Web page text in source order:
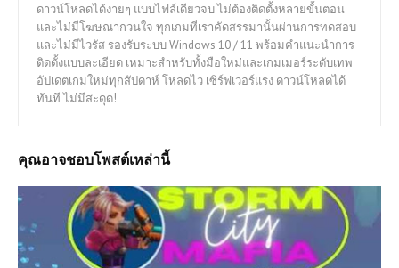
ดาวน์โหลดได้ง่ายๆ แบบไฟล์เดียวจบ ไม่ต้องติดตั้งหลายขั้นตอน
และไม่มีโฆษณากวนใจ ทุกเกมที่เราคัดสรรมานั้นผ่านการทดสอบ
และไม่มีไวรัส รองรับระบบ Windows 10 / 11 พร้อมคำแนะนำการ
ติดตั้งแบบละเอียด เหมาะสำหรับทั้งมือใหม่และเกมเมอร์ระดับเทพ
อัปเดตเกมใหม่ทุกสัปดาห์ โหลดไว เซิร์ฟเวอร์แรง ดาวน์โหลดได้
ทันที ไม่มีสะดุด!
คุณอาจชอบโพสต์เหล่านี้